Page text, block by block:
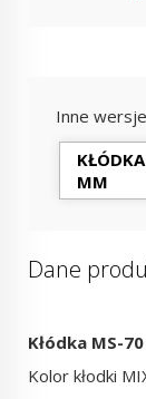
Inne
MM
Dane
Kłódka MS-
Kolor kłodki